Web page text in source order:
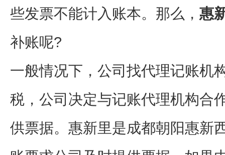
些发票不能计入账本。那么， 惠
补账呢?
一般情况下，公司找代理记账机
税，公司决定与记账代理机构合
供票据。惠新里是成都朝阳惠新